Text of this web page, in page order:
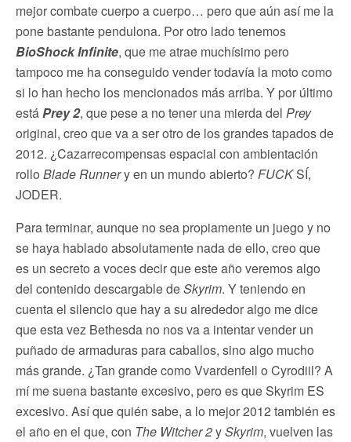
mejor combate cuerpo a cuerpo… pero que aún así me la
pone bastante pendulona. Por otro lado tenemos
BioShock Infinite, que me atrae muchísimo pero
tampoco me ha conseguido vender todavía la moto como
si lo han hecho los mencionados más arriba. Y por último
estáPrey 2, que pese a no tener una mierda del Prey
original, creo que va a ser otro de los grandes tapados de
2012. ¿Cazarrecompensas espacial con ambientación
rollo Blade Runnery en un mundo abierto? FUCKSÍ,
JODER.
Para terminar, aunque no sea propiamente un juego y no
se haya hablado absolutamente nada de ello, creo que
es un secreto a voces decir que este año veremos algo
del contenido descargable deSkyrim. Y teniendo en
cuenta el silencio que hay a su alrededor algo me dice
que esta vez Bethesda no nos va a intentar vender un
puñado de armaduras para caballos, sino algo mucho
más grande. ¿Tan grande como Vvardenfell o Cyrodiil? A
mí me suena bastante excesivo, pero es que Skyrim ES
excesivo. Así que quién sabe, a lo mejor 2012 también es
el año en el que, con The Witcher 2ySkyrim, vuelven las